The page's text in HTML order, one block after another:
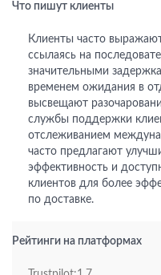
Что пишут клиенты
Клиенты часто
ссылаясь на
значительными
временем ожидания в
высвещают
службы поддержки
отслеживанием
часто предлагают
эффективность и
клиентов для более
по доставке.
Рейтинги на платформах